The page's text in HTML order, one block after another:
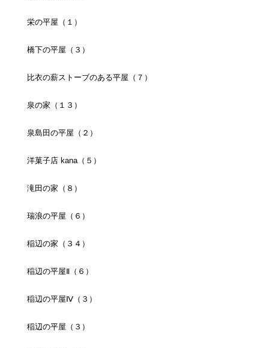
栄の平屋（１）
橋下の平屋（３）
比衣の薪ストーブのある平屋（７）
泉の家（１３）
泉島田の平屋（２）
洋菓子店 kana（５）
滝田の家（８）
瑞浪の平屋（６）
稲辺の家（３４）
稲辺の平屋Ⅱ（６）
稲辺の平屋Ⅳ（３）
稲辺の平屋（３）